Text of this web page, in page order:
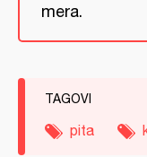
mera.
TAGOVI
pita